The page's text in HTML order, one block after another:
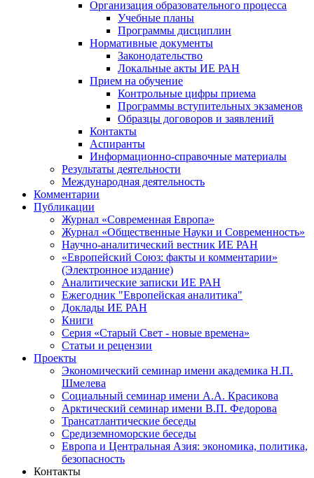
Организация образовательного процесса
Учебные планы
Программы дисциплин
Нормативные документы
Законодательство
Локальные акты ИЕ РАН
Прием на обучение
Контрольные цифры приема
Программы вступительных экзаменов
Образцы договоров и заявлений
Контакты
Аспиранты
Информационно-справочные материалы
Результаты деятельности
Международная деятельность
Комментарии
Публикации
Журнал «Современная Европа»
Журнал «Общественные Науки и Современность»
Научно-аналитический вестник ИЕ РАН
«Европейский Союз: факты и комментарии»
(Электронное издание)
Аналитические записки ИЕ РАН
Ежегодник "Европейская аналитика"
Доклады ИЕ РАН
Книги
Серия «Старый Свет - новые времена»
Статьи и рецензии
Проекты
Экономический семинар имени академика Н.П.
Шмелева
Социальный семинар имени А.А. Красикова
Арктический семинар имени В.П. Федорова
Трансатлантические беседы
Средиземноморские беседы
Европа и Центральная Азия: экономика, политика,
безопасность
Контакты